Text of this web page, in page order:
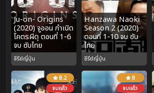
Ju-on- Origins
(2020) จูออน กำเนิด
โคตรผีดุ ตอนที่ 1-6
จบ ซับไทย
ซีรีย์ญี่ปุ่น
Hanzawa Naoki
Season 2 (2020)
ตอนที่ 1-10 จบ ซับ
ไทย
ซีรีย์ญี่ปุ่น
8.2
จบแล้ว
8
จบแล้ว